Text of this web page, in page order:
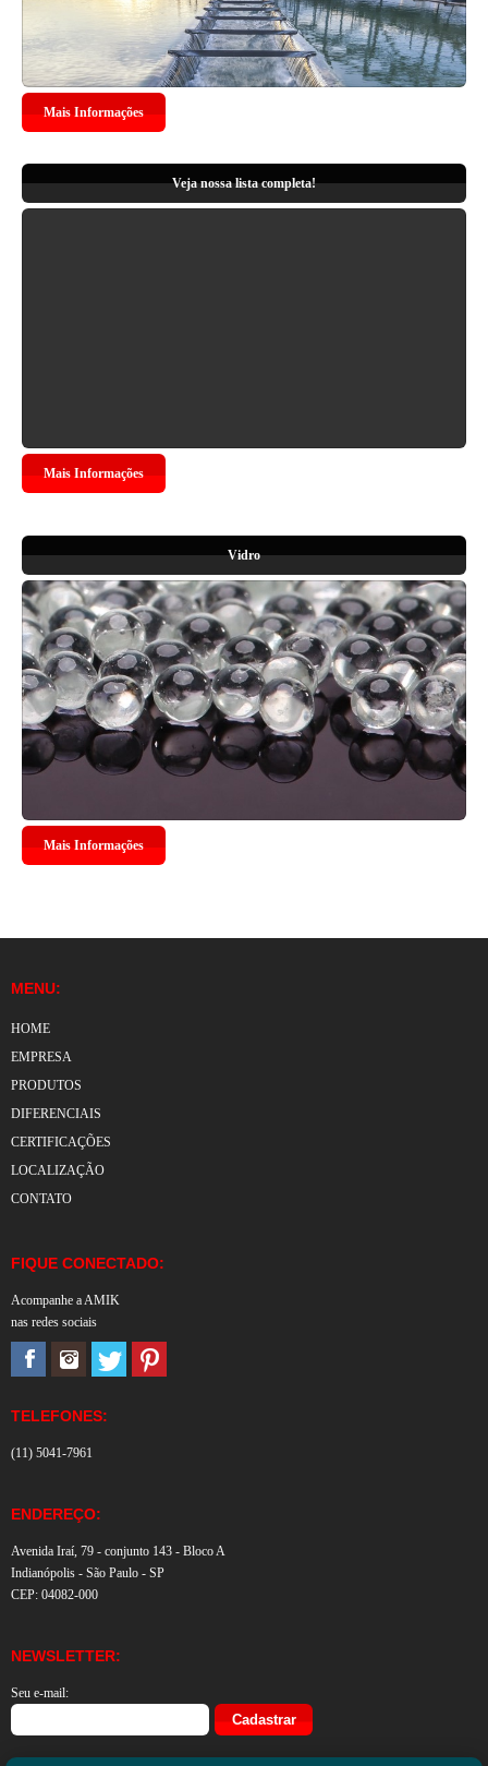
Mais Informações
Veja nossa lista completa!
Mais Informações
Vidro
Mais Informações
MENU:
HOME
EMPRESA
PRODUTOS
DIFERENCIAIS
CERTIFICAÇÕES
LOCALIZAÇÃO
CONTATO
FIQUE CONECTADO:
Acompanhe a AMIK
nas redes sociais
TELEFONES:
(11) 5041-7961
ENDEREÇO:
Avenida Iraí, 79 - conjunto 143 - Bloco A
Indianópolis - São Paulo - SP
CEP: 04082-000
NEWSLETTER:
Seu e-mail: